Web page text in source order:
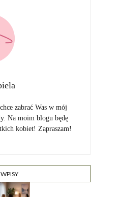
zabrać Was w mój
Na moim blogu będę
kobiet! Zapraszam!